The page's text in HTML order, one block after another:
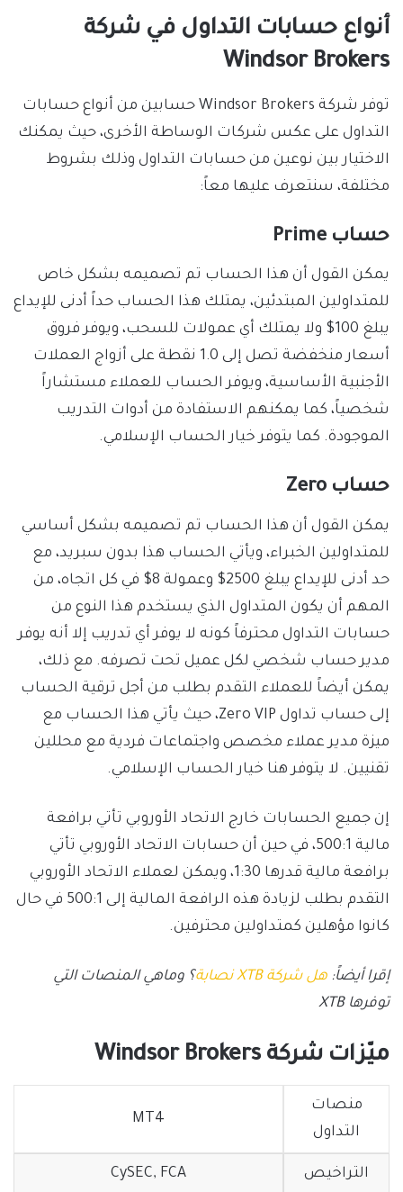
أنواع حسابات التداول في شركة
Windsor Brokers
توفر شركة Windsor Brokers حسابين من أنواع حسابات
التداول على عكس شركات الوساطة الأخرى، حيث يمكنك
الاختيار بين نوعين من حسابات التداول وذلك بشروط
مختلفة، سنتعرف عليها معاً:
حساب Prime
يمكن القول أن هذا الحساب تم تصميمه بشكل خاص
للمتداولين المبتدئين، يمتلك هذا الحساب حداً أدنى للإيداع
يبلغ 100$ ولا يمتلك أي عمولات للسحب، ويوفر فروق
أسعار منخفضة تصل إلى 1.0 نقطة على أزواج العملات
الأجنبية الأساسية، ويوفر الحساب للعملاء مستشاراً
شخصياً، كما يمكنهم الاستفادة من أدوات التدريب
الموجودة. كما يتوفر خيار الحساب الإسلامي.
حساب Zero
يمكن القول أن هذا الحساب تم تصميمه بشكل أساسي
للمتداولين الخبراء، ويأتي الحساب هذا بدون سبريد، مع
حد أدنى للإيداع يبلغ 2500$ وعمولة 8$ في كل اتجاه، من
المهم أن يكون المتداول الذي يستخدم هذا النوع من
حسابات التداول محترفاً كونه لا يوفر أي تدريب إلا أنه يوفر
مدير حساب شخصي لكل عميل تحت تصرفه. مع ذلك،
يمكن أيضاً للعملاء التقدم بطلب من أجل ترقية الحساب
إلى حساب تداول Zero VIP، حيث يأتي هذا الحساب مع
ميزة مدير عملاء مخصص واجتماعات فردية مع محللين
تقنيين. لا يتوفر هنا خيار الحساب الإسلامي.
إن جميع الحسابات خارج الاتحاد الأوروبي تأتي برافعة
مالية 500:1، في حين أن حسابات الاتحاد الأوروبي تأتي
برافعة مالية قدرها 1:30، ويمكن لعملاء الاتحاد الأوروبي
التقدم بطلب لزيادة هذه الرافعة المالية إلى 500:1 في حال
كانوا مؤهلين كمتداولين محترفين.
إقرا أيضاً: هل شركة XTB نصابة
؟ وماهي المنصات التي
توفرها XTB
ميّزات شركة Windsor Brokers
منصات
التداول
MT4
التراخيص CySEC, FCA